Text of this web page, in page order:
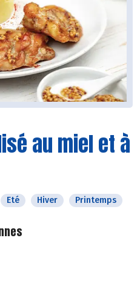
au miel et à
Eté Hiver Printemps